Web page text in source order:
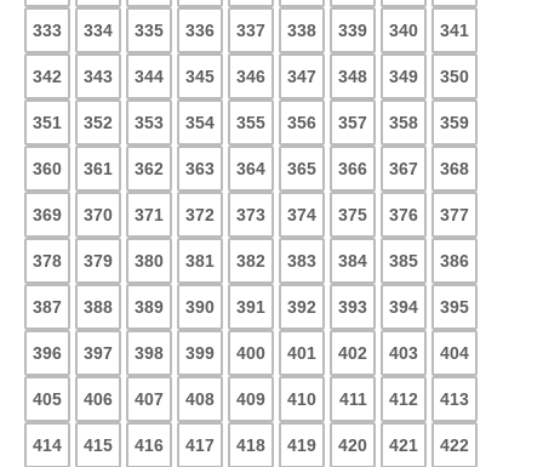
333 334 335 336 337 338 339 340 341
342 343 344 345 346 347 348 349 350
351 352 353 354 355 356 357 358 359
360 361 362 363 364 365 366 367 368
369 370 371 372 373 374 375 376 377
378 379 380 381 382 383 384 385 386
387 388 389 390 391 392 393 394 395
396 397 398 399 400 401 402 403 404
405 406 407 408 409 410 411 412 413
414 415 416 417 418 419 420 421 422